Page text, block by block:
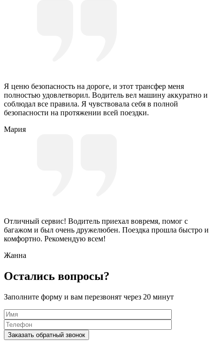
Я ценю безопасность на дороге, и этот трансфер меня
полностью удовлетворил. Водитель вел машину аккуратно и
соблюдал все правила. Я чувствовала себя в полной
безопасности на протяжении всей поездки.
Мария
Отличный сервис! Водитель приехал вовремя, помог с
багажом и был очень дружелюбен. Поездка прошла быстро и
комфортно. Рекомендую всем!
Жанна
Остались вопросы?
Заполните форму и вам перезвонят через 20 минут